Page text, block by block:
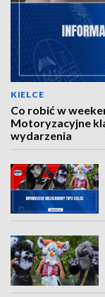
KIELCE
Co robić w
Motoryzacyjne
wydarzenia